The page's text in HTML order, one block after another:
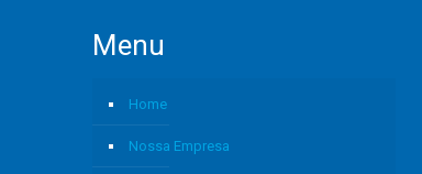
Menu
Home
Nossa Empresa